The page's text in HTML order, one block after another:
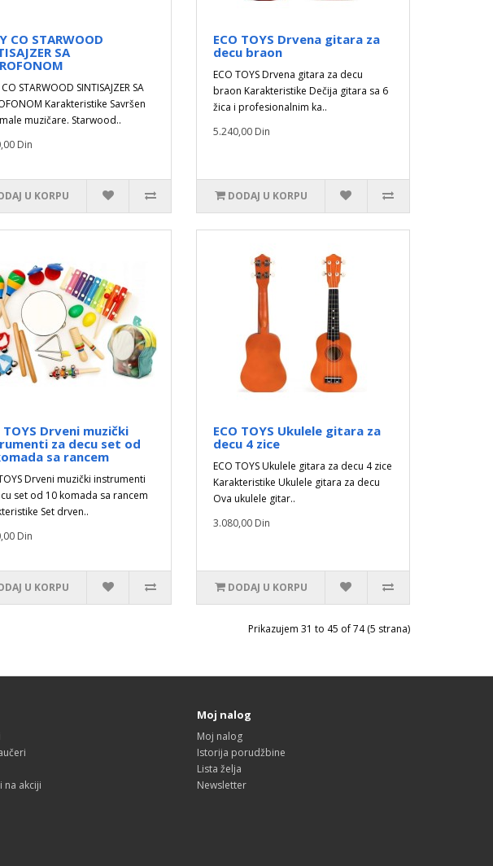
CO STARWOOD
SA
STARWOOD SINTISAJZER SA
Karakteristike Savršen
muzičare. Starwood..
Din
U KORPU
ECO TOYS Drvena gitara za
decu braon
ECO TOYS Drvena gitara za decu
braon Karakteristike Dečija gitara sa 6
žica i profesionalnim ka..
5.240,00 Din
DODAJ U KORPU
TOYS Drveni muzički
za decu set od
sa rancem
Drveni muzički instrumenti
set od 10 komada sa rancem
Set drven..
Din
U KORPU
ECO TOYS Ukulele gitara za
decu 4 zice
ECO TOYS Ukulele gitara za decu 4 zice
Karakteristike Ukulele gitara za decu
Ova ukulele gitar..
3.080,00 Din
DODAJ U KORPU
Prikazujem 31 to 45 of 74 (5 strana)
na akciji
Moj nalog
Moj nalog
Istorija porudžbine
Lista želja
Newsletter